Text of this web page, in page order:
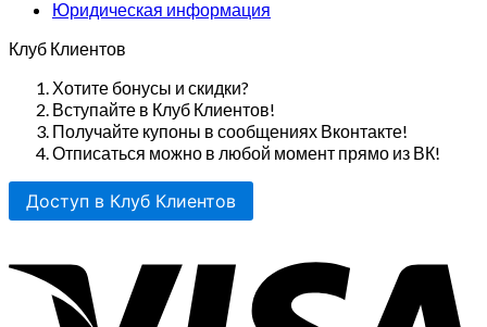
Юридическая информация
Клуб Клиентов
Хотите бонусы и скидки?
Вступайте в Клуб Клиентов!
Получайте купоны в сообщениях Вконтакте!
Отписаться можно в любой момент прямо из ВК!
Доступ в Клуб Клиентов